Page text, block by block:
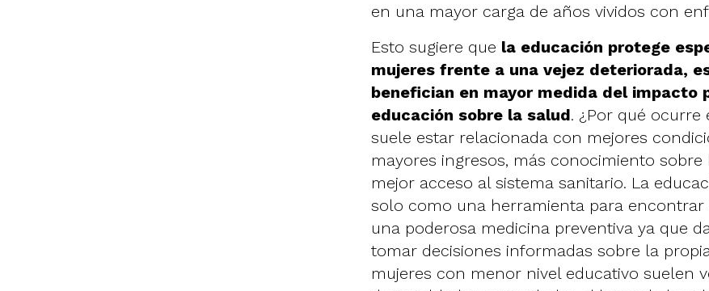
en una mayor carga de años vividos con
Esto sugiere que la educación protege
mujeres frente a una vejez deteriorada,
benefician en mayor medida del impacto
educación sobre la salud. ¿Por qué ocurre
suele estar relacionada con mejores
mayores ingresos, más conocimiento
mejor acceso al sistema sanitario. La
solo como una herramienta para encontrar
una poderosa medicina preventiva ya que
tomar decisiones informadas sobre la
mujeres con menor nivel educativo suelen